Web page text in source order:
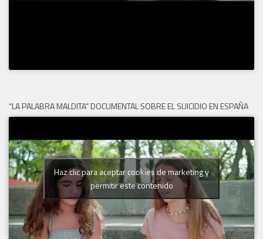
“LA PALABRA MALDITA” DOCUMENTAL SOBRE EL SUICIDIO EN ESPAÑA
Haz clic para aceptar cookies de marketing y
permitir este contenido